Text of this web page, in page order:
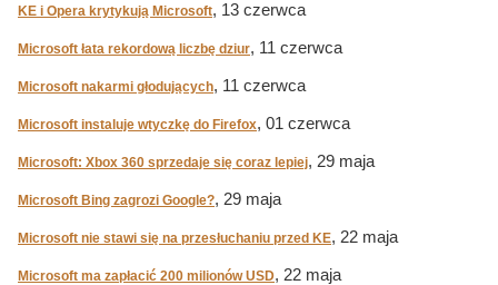
KE i Opera krytykują Microsoft, 13 czerwca
Microsoft łata rekordową liczbę dziur, 11 czerwca
Microsoft nakarmi głodujących, 11 czerwca
Microsoft instaluje wtyczkę do Firefox, 01 czerwca
Microsoft: Xbox 360 sprzedaje się coraz lepiej, 29 maja
Microsoft Bing zagrozi Google?, 29 maja
Microsoft nie stawi się na przesłuchaniu przed KE, 22 maja
Microsoft ma zapłacić 200 milionów USD, 22 maja